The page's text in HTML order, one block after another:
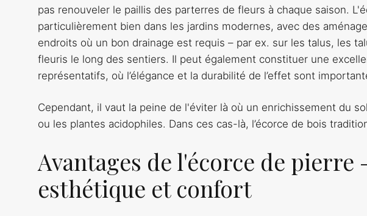
pas renouveler le paillis des parterres de fleurs à chaque saison.
particulièrement bien dans les jardins modernes, avec des
endroits où un bon drainage est requis – par ex. sur les talus, les
fleuris le long des sentiers. Il peut également constituer une
représentatifs, où l’élégance et la durabilité de l’effet sont
Cependant, il vaut la peine de l'éviter là où un enrichissement du
ou les plantes acidophiles. Dans ces cas-là, l’écorce de bois
Avantages de l'écorce de
esthétique et confort